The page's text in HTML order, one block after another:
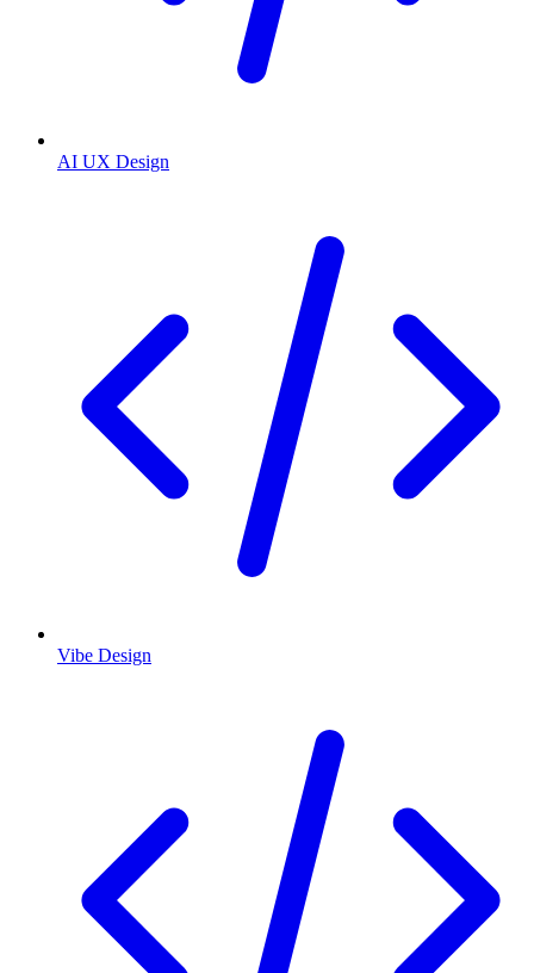
AI UX Design
Vibe Design